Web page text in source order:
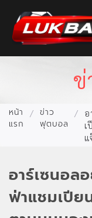
หน้า
แรก
/ ข่าว
ฟุตบอล
/
แ
อาร์เซนอล
ฟ่าแชมเปีย